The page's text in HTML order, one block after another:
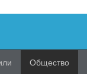
Общество